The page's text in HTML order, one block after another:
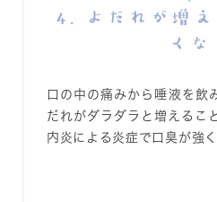
4. よだれが増え
くな
口の中の痛みから唾液を飲
だれがダラダラと増えるこ
内炎による炎症で口臭が強